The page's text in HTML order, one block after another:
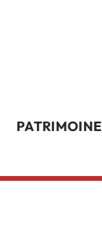
PATRIMOINE